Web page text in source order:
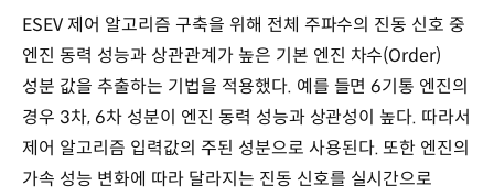
ESEV 제어 알고리즘 구축을 위해 전체 주파수의 진동 신호 중
엔진 동력 성능과 상관관계가 높은 기본 엔진 차수(Order)
성분 값을 추출하는 기법을 적용했다. 예를 들면 6기통 엔진의
경우 3차, 6차 성분이 엔진 동력 성능과 상관성이 높다. 따라서
제어 알고리즘 입력값의 주된 성분으로 사용된다. 또한 엔진의
가속 성능 변화에 따라 달라지는 진동 신호를 실시간으로